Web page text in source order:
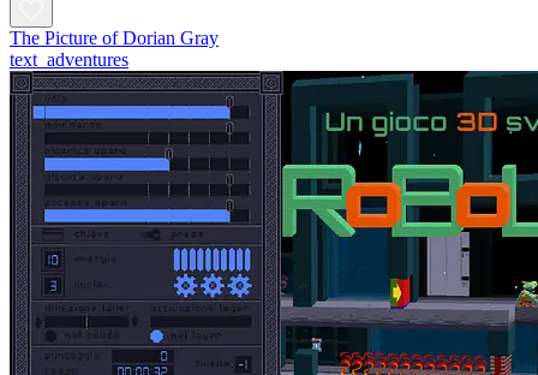
The Picture of Dorian Gray
text_adventures